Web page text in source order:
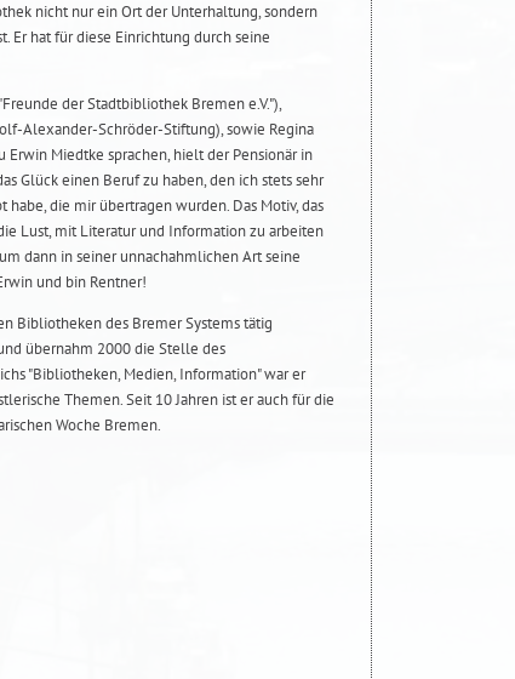
nicht nur ein Ort der Unterhaltung, sondern
Er hat für diese Einrichtung durch seine
der Stadtbibliothek Bremen e.V."),
Alexander-Schröder-Stiftung), sowie Regina
Miedtke sprachen, hielt der Pensionär in
Glück einen Beruf zu haben, den ich stets sehr
die mir übertragen wurden. Das Motiv, das
Lust, mit Literatur und Information zu arbeiten
dann in seiner unnachahmlichen Art seine
und bin Rentner!
Bibliotheken des Bremer Systems tätig
übernahm 2000 die Stelle des
"Bibliotheken, Medien, Information" war er
Themen. Seit 10 Jahren ist er auch für die
Woche Bremen.